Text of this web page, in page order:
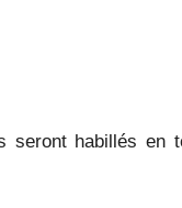
seront habillés en